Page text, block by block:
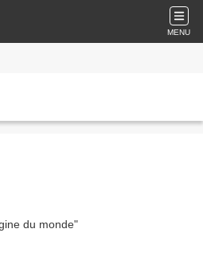
MENU